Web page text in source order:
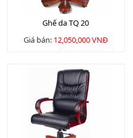
Ghế da TQ 20
Giá bán: 12,050,000 VNĐ